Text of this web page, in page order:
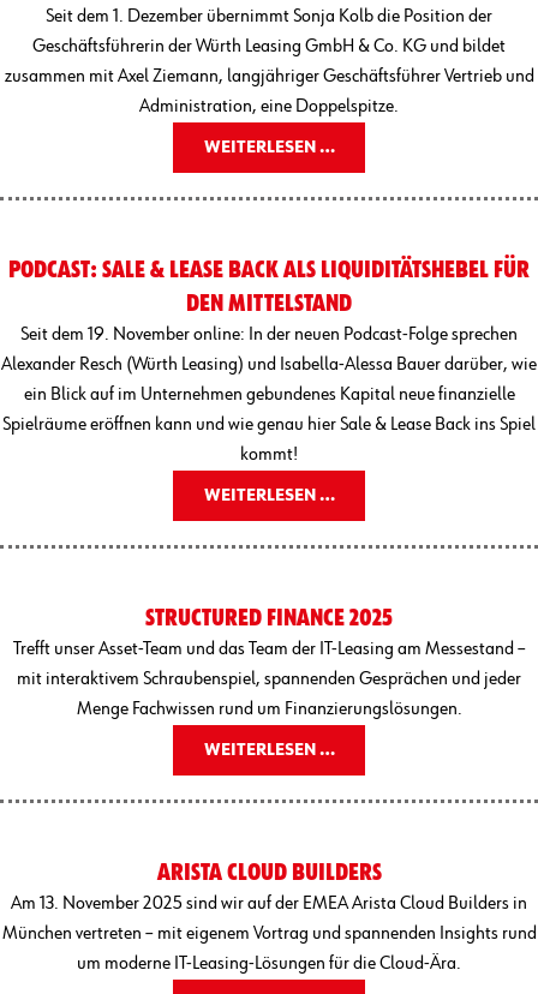
Seit dem 1. Dezember übernimmt Sonja Kolb die Position der
Geschäftsführerin der Würth Leasing GmbH & Co. KG und bildet
zusammen mit Axel Ziemann, langjähriger Geschäftsführer Vertrieb und
Administration, eine Doppelspitze.
WEITERLESEN …
PODCAST: SALE & LEASE BACK ALS LIQUIDITÄTSHEBEL FÜR
DEN MITTELSTAND
Seit dem 19. November online: In der neuen Podcast-Folge sprechen
Alexander Resch (Würth Leasing) und Isabella-Alessa Bauer darüber, wie
ein Blick auf im Unternehmen gebundenes Kapital neue finanzielle
Spielräume eröffnen kann und wie genau hier Sale & Lease Back ins Spiel
kommt!
WEITERLESEN …
STRUCTURED FINANCE 2025
Trefft unser Asset-Team und das Team der IT-Leasing am Messestand –
mit interaktivem Schraubenspiel, spannenden Gesprächen und jeder
Menge Fachwissen rund um Finanzierungslösungen.
WEITERLESEN …
ARISTA CLOUD BUILDERS
Am 13. November 2025 sind wir auf der EMEA Arista Cloud Builders in
München vertreten – mit eigenem Vortrag und spannenden Insights rund
um moderne IT-Leasing-Lösungen für die Cloud-Ära.